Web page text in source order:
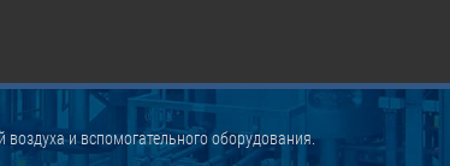
воздуха и вспомогательного оборудования.